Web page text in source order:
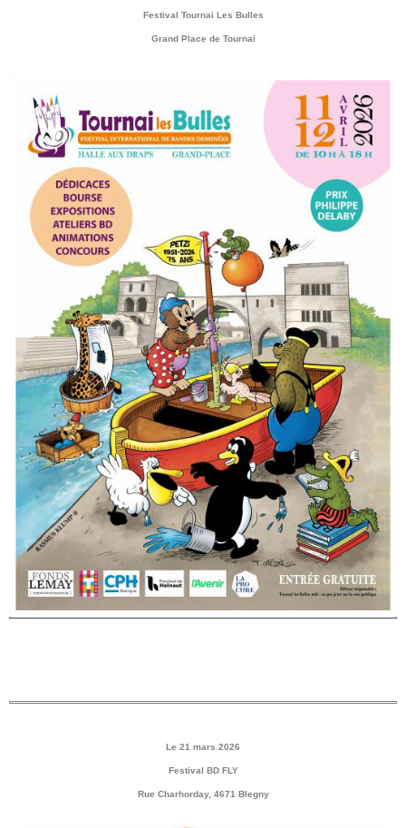
Festival Tournai Les Bulles
Grand Place de Tournai
Le 21 mars 2026
Festival BD FLY
Rue Charhorday, 4671 Blegny